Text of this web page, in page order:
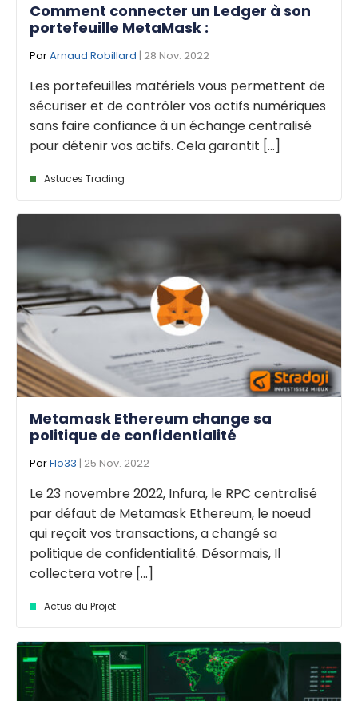
Comment connecter un Ledger à son
portefeuille MetaMask :
ParArnaud Robillard | 28 Nov. 2022
Les portefeuilles matériels vous permettent de
sécuriser et de contrôler vos actifs numériques
sans faire confiance à un échange centralisé
pour détenir vos actifs. Cela garantit [...]
Astuces Trading
Metamask Ethereum change sa
politique de confidentialité
ParFlo33 | 25 Nov. 2022
Le 23 novembre 2022, Infura, le RPC centralisé
par défaut de Metamask Ethereum, le noeud
qui reçoit vos transactions, a changé sa
politique de confidentialité. Désormais, Il
collectera votre [...]
Actus du Projet